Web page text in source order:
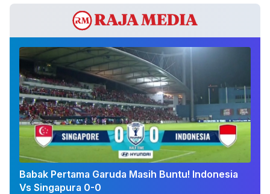
Babak Pertama Garuda Masih Buntu! Indonesia
Vs Singapura 0-0